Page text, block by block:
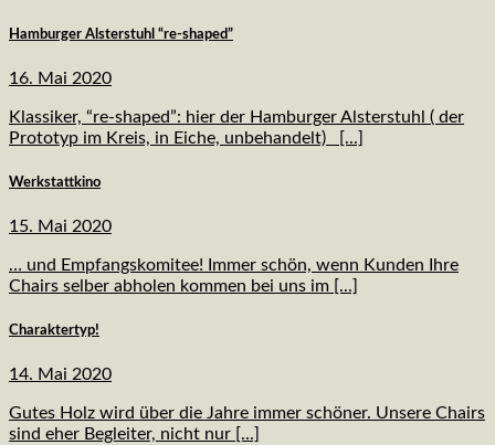
Hamburger Alsterstuhl “re-shaped”
16. Mai 2020
Klassiker, “re-shaped”: hier der Hamburger Alsterstuhl ( der
Prototyp im Kreis, in Eiche, unbehandelt) [...]
Werkstattkino
15. Mai 2020
… und Empfangskomitee! Immer schön, wenn Kunden Ihre
Chairs selber abholen kommen bei uns im [...]
Charaktertyp!
14. Mai 2020
Gutes Holz wird über die Jahre immer schöner. Unsere Chairs
sind eher Begleiter, nicht nur [...]